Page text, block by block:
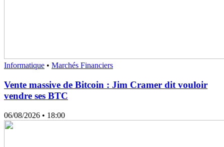
Informatique • Marchés Financiers
Vente massive de Bitcoin : Jim Cramer dit vouloir
vendre ses BTC
06/08/2026 • 18:00